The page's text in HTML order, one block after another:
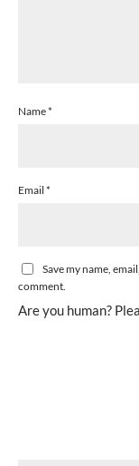
Name*
Email *
Save my name,
comment.
Are you human?